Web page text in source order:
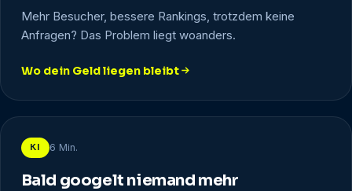
Mehr Besucher, bessere Rankings, trotzdem keine
Anfragen? Das Problem liegt woanders.
Wo dein Geld liegen bleibt
: Warum dein teures SEO trotzdem keine Kunden bringt
KI 6 Min.
Bald googelt niemand mehr